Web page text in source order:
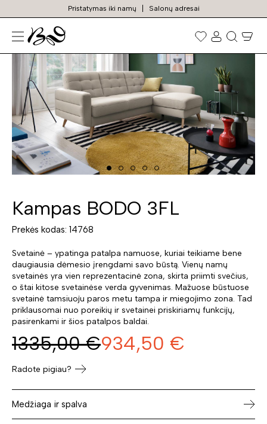
Pristatymas iki namų Salonų adresai
Prekių
paieška
N
Kampas BODO 3FL
Prekės kodas: 14768
Svetainė – ypatinga patalpa namuose, kuriai teikiame bene
daugiausia dėmesio įrengdami savo būstą. Vienų namų
svetainės yra vien reprezentacinė zona, skirta priimti svečius,
o štai kitose svetainėse verda gyvenimas. Mažuose būstuose
svetainė tamsiuoju paros metu tampa ir miegojimo zona. Tad
priklausomai nuo poreikių ir svetainei priskiriamų funkcijų,
pasirenkami ir šios patalpos baldai.
1335,00 €934,50 €
Radote pigiau?
Medžiaga ir spalva